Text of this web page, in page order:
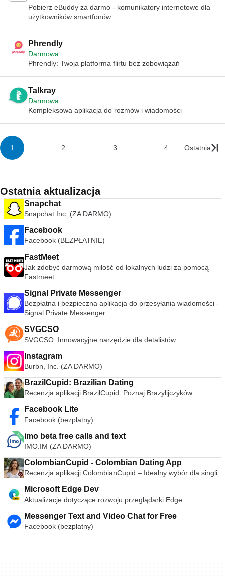
Pobierz eBuddy za darmo - komunikatory internetowe dla
użytkowników smartfonów
Phrendly
Darmowa
Phrendly: Twoja platforma flirtu bez zobowiązań
Talkray
Darmowa
Kompleksowa aplikacja do rozmów i wiadomości
1 2 3 4 Ostatnia
Ostatnia aktualizacja
Snapchat
Snapchat Inc. (ZA DARMO)
Facebook
Facebook (BEZPŁATNIE)
FastMeet
Jak zdobyć darmową miłość od lokalnych ludzi za pomocą
Fastmeet
Signal Private Messenger
Bezpłatna i bezpieczna aplikacja do przesyłania wiadomości -
Signal Private Messenger
SVGCSO
SVGCSO: Innowacyjne narzędzie dla detalistów
Instagram
Burbn, Inc. (ZA DARMO)
BrazilCupid: Brazilian Dating
Recenzja aplikacji BrazilCupid: Poznaj Brazylijczyków
Facebook Lite
Facebook (bezpłatny)
imo beta free calls and text
IMO.IM (ZA DARMO)
ColombianCupid - Colombian Dating App
Recenzja aplikacji ColombianCupid – Idealny wybór dla singli
Microsoft Edge Dev
Aktualizacje dotyczące rozwoju przeglądarki Edge
Messenger Text and Video Chat for Free
Facebook (bezpłatny)